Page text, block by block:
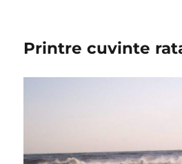
Printre cuvinte